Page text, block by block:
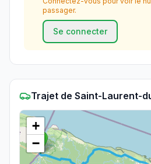
passager.
Se connecter
Trajet de Saint-Laurent-
+
−